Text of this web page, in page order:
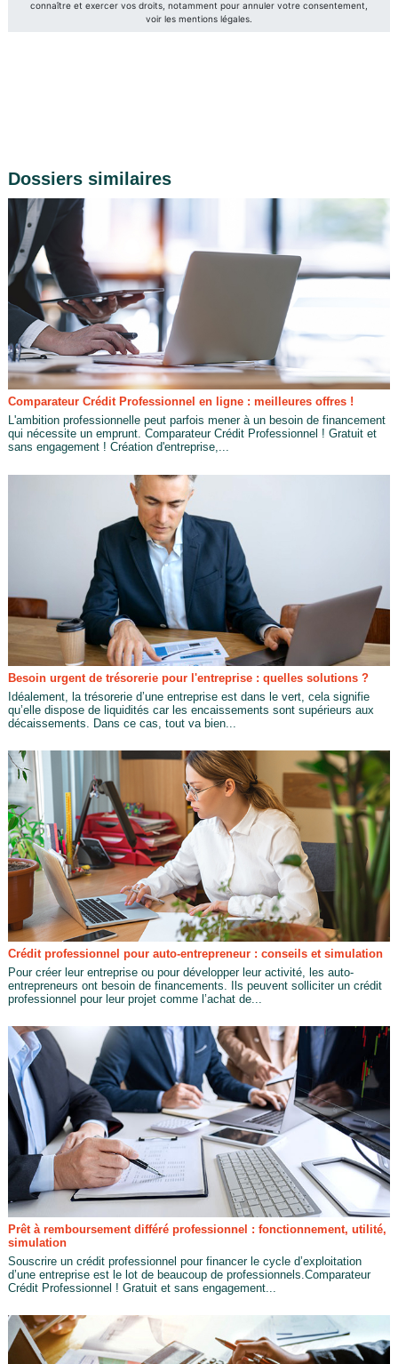
Dossiers similaires
Comparateur Crédit Professionnel en ligne : meilleures offres !
L'ambition professionnelle peut parfois mener à un besoin de financement
qui nécessite un emprunt. Comparateur Crédit Professionnel ! Gratuit et
sans engagement ! Création d'entreprise,...
Besoin urgent de trésorerie pour l'entreprise : quelles solutions ?
Idéalement, la trésorerie d’une entreprise est dans le vert, cela signifie
qu’elle dispose de liquidités car les encaissements sont supérieurs aux
décaissements. Dans ce cas, tout va bien...
Crédit professionnel pour auto-entrepreneur : conseils et simulation
Pour créer leur entreprise ou pour développer leur activité, les auto-
entrepreneurs ont besoin de financements. Ils peuvent solliciter un crédit
professionnel pour leur projet comme l’achat de...
Prêt à remboursement différé professionnel : fonctionnement, utilité,
simulation
Souscrire un crédit professionnel pour financer le cycle d’exploitation
d’une entreprise est le lot de beaucoup de professionnels.Comparateur
Crédit Professionnel ! Gratuit et sans engagement...